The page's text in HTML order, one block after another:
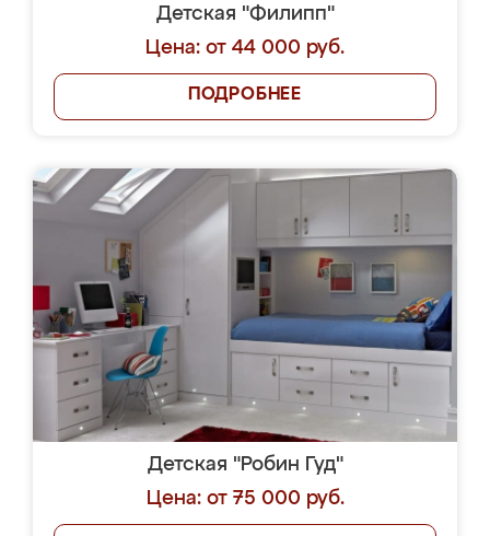
Детская "Филипп"
Цена: от 44 000 руб.
ПОДРОБНЕЕ
Детская "Робин Гуд"
Цена: от 75 000 руб.